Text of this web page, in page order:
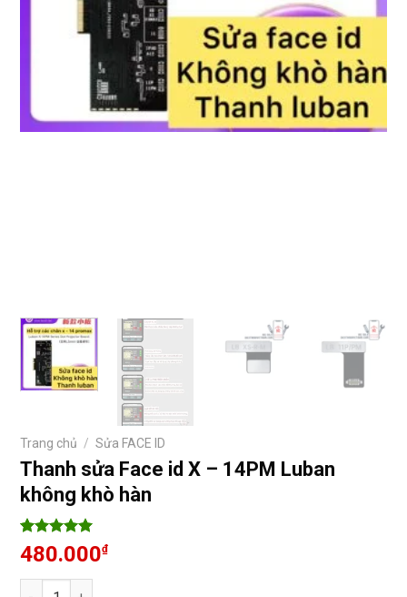
Trang chủ / Sửa FACE ID
Thanh sửa Face id X – 14PM Luban
không khò hàn
5trên 5
dựa trên
4
đánh giá
480.000₫
Thanh sửa Face id X - 14PM Luban không khò hàn số lượng